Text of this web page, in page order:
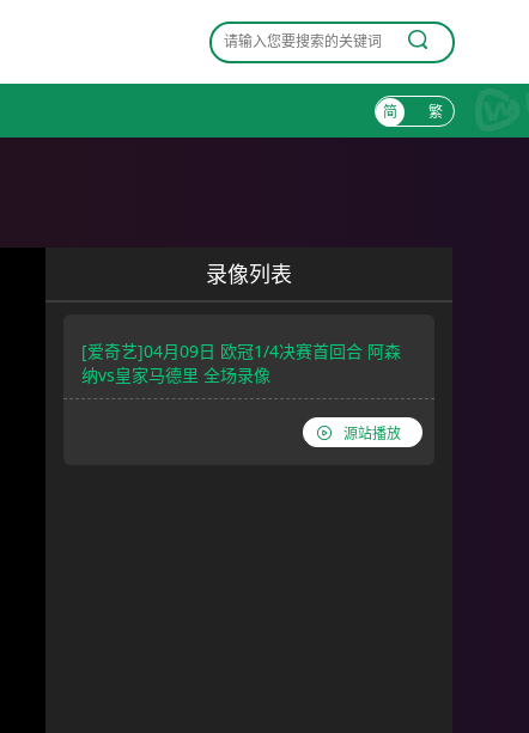
简 繁
录像列表
[爱奇艺]04月09日 欧冠1/4决赛首回合 阿森
纳vs皇家马德里 全场录像
源站播放